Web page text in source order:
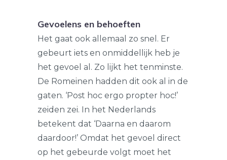
Gevoelens en behoeften
Het gaat ook allemaal zo snel. Er
gebeurt iets en onmiddellijk heb je
het gevoel al. Zo lijkt het tenminste.
De Romeinen hadden dit ook al in de
gaten. ‘Post hoc ergo propter hoc!’
zeiden zei. In het Nederlands
betekent dat ‘Daarna en daarom
daardoor!’ Omdat het gevoel direct
op het gebeurde volgt moet het